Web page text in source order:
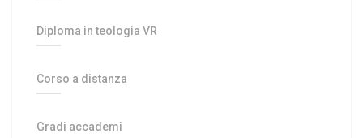
Diploma in teologia VR
Corso a distanza
Gradi accademi